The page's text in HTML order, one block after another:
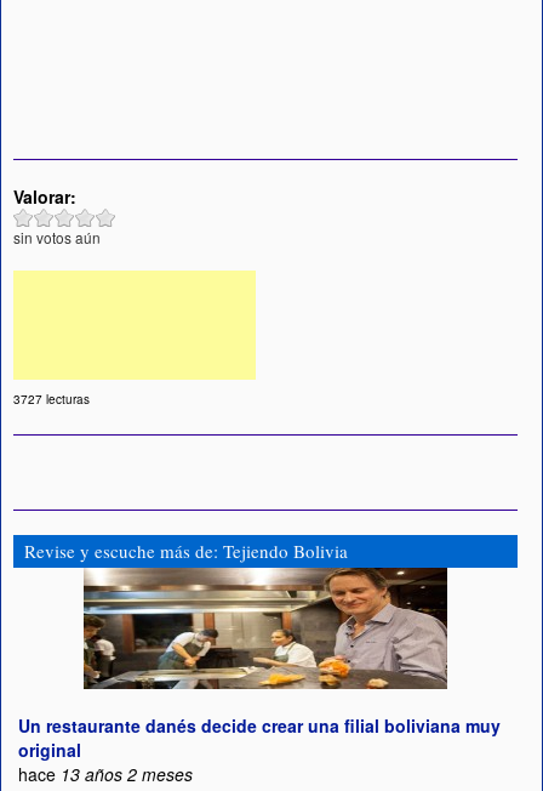
Valorar:
sin votos aún
3727 lecturas
Revise y escuche más de: Tejiendo Bolivia
Un restaurante danés decide crear una filial boliviana muy
original
hace 13 años 2 meses